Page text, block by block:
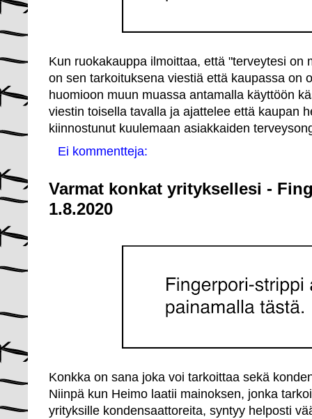
Kun ruokakauppa ilmoittaa, että "terveytesi on
on sen tarkoituksena viestiä että kaupassa on
huomioon muun muassa antamalla käyttöön
viestin toisella tavalla ja ajattelee että kaupan
kiinnostunut kuulemaan asiakkaiden
Ei kommentteja:
Varmat konkat yrityksellesi -
1.8.2020
Konkka on sana joka voi tarkoittaa sekä
Niinpä kun Heimo laatii mainoksen, jonka
yrityksille kondensaattoreita, syntyy helposti